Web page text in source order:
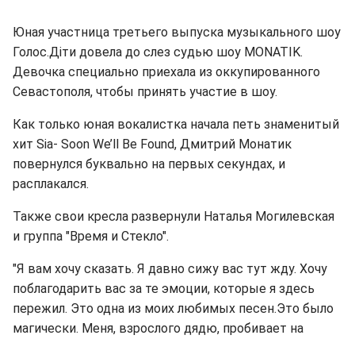
Юная участница третьего выпуска музыкального шоу
Голос.Діти довела до слез судью шоу MONATIK.
Девочка специально приехала из оккупированного
Севастополя, чтобы принять участие в шоу.
Как только юная вокалистка начала петь знаменитый
хит Sia- Soon We’ll Be Found, Дмитрий Монатик
повернулся буквально на первых секундах, и
расплакался.
Также свои кресла развернули Наталья Могилевская
и группа "Время и Стекло".
"Я вам хочу сказать. Я давно сижу вас тут жду. Хочу
поблагодарить вас за те эмоции, которые я здесь
пережил. Это одна из моих любимых песен.Это было
магически. Меня, взрослого дядю, пробивает на